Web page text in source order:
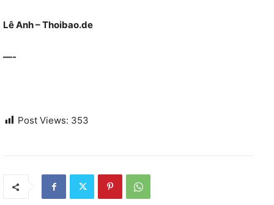
Lê Anh – Thoibao.de
—-
Post Views: 353